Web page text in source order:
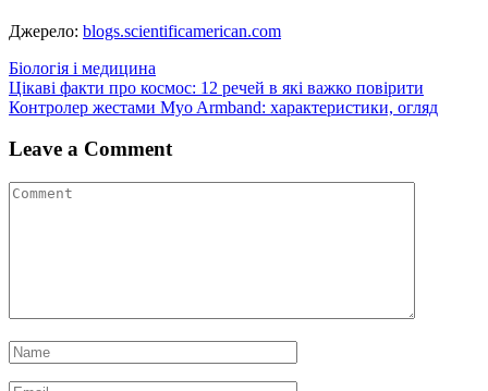
Джерело: blogs.scientificamerican.com
Біологія і медицина
Навігація
записів
Цікаві факти про космос: 12 речей в які важко повірити
Контролер жестами Myo Armband: характеристики, огляд
Leave a Comment